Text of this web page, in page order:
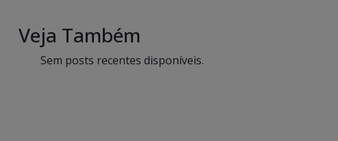
Veja Também
Sem posts recentes disponíveis.